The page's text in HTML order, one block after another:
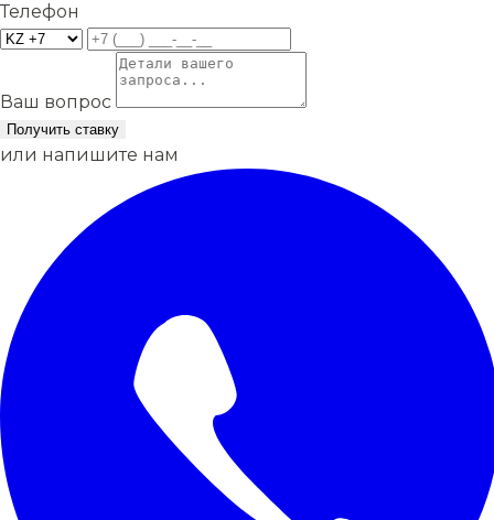
Телефон
Ваш вопрос
Получить ставку
или напишите нам